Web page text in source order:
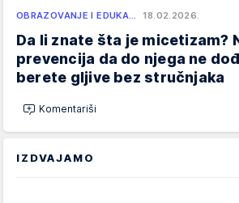
OBRAZOVANJE I EDUKA… 18.02.2026.
Da li znate šta je micetizam?
prevencija da do njega ne
berete gljive bez stručnjaka
Komentariši
IZDVAJAMO